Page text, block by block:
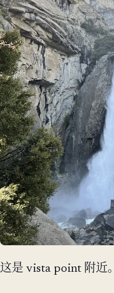
这是 vista point 附近。